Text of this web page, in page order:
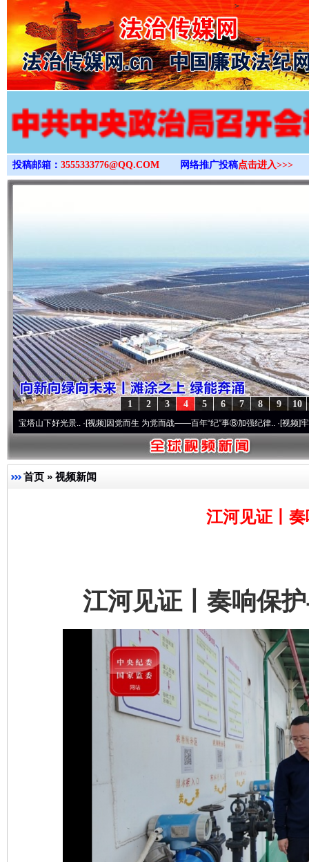
>
投稿邮箱： 3555333776@QQ.COM 网络推广投稿点击进入>>>
10
9
8
7
6
5
4
3
2
1
好光景..·[视频]因党而生 为党而战——百年“纪”事⑧加强纪律..·[视频]牢记初心使
首页 » 视频新闻
江河见证丨
江河见证丨奏响保护